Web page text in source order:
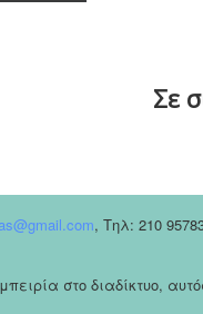
Σε
, Tηλ: 210
στο διαδίκτυο,